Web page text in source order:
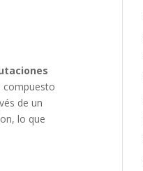
compuesto
de un
lo que